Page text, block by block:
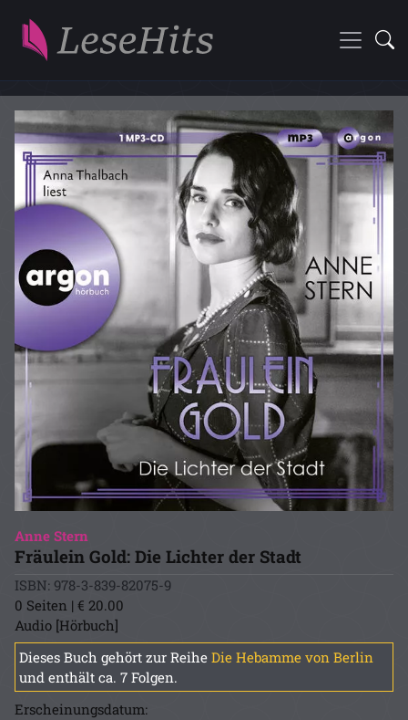
Anne Stern
Fräulein Gold: Die Lichter der Stadt
ISBN: 978-3-839-82075-9
0 Seiten | € 20.00
Audio [Hörbuch]
Dieses Buch gehört zur Reihe Die Hebamme von Berlin
und enthält ca. 7 Folgen.
Erscheinungsdatum: